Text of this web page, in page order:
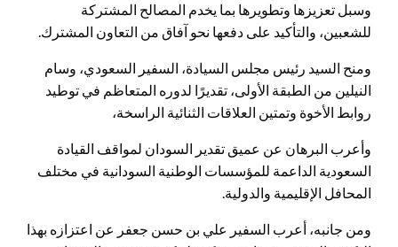
وسبل تعزيزها وتطويرها بما يخدم المصالح المشتركة
للشعبين، والتأكيد على دفعها نحو آفاق من التعاون المشترك.
ومنح السيد رئيس مجلس السيادة، السفير السعودي، وسام
النيلين من الطبقة الأولى، تقديرًا لدوره المتعاظم في توطيد
روابط الأخوة وتمتين العلاقات الثنائية الراسخة،
وأعرب البرهان عن عميق تقدير السودان لمواقف القيادة
السعودية الداعمة للمؤسسات الوطنية السودانية في مختلف
المحافل الإقليمية والدولية.
​ومن جانبه، أعرب السفير علي بن حسن جعفر عن اعتزازه بهذا